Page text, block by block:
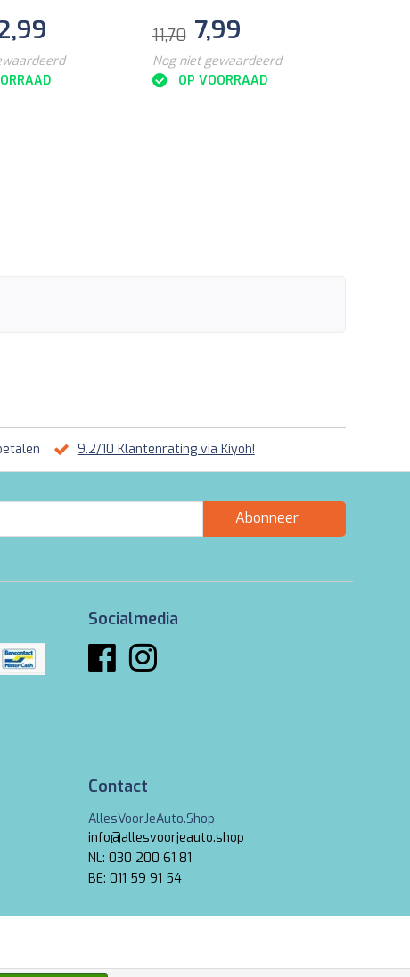
11,70 7,99
Nog niet gewaardeerd
OP VOORRAAD
9.2/10 Klantenrating via Kiyoh!
Abonneer
Socialmedia
Contact
AllesVoorJeAuto.Shop
info@allesvoorjeauto.shop
NL: 030 200 61 81
BE: 011 59 91 54